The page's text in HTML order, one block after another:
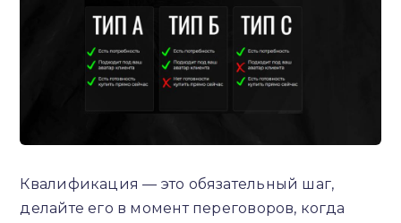
Квалификация — это обязательный шаг,
делайте его в момент переговоров, когда